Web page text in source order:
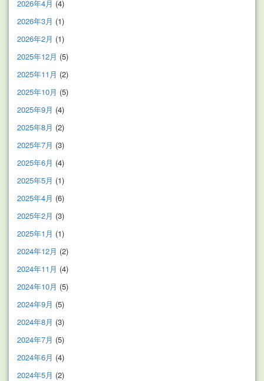
2026年4月 (4)
2026年3月 (1)
2026年2月 (1)
2025年12月 (5)
2025年11月 (2)
2025年10月 (5)
2025年9月 (4)
2025年8月 (2)
2025年7月 (3)
2025年6月 (4)
2025年5月 (1)
2025年4月 (6)
2025年2月 (3)
2025年1月 (1)
2024年12月 (2)
2024年11月 (4)
2024年10月 (5)
2024年9月 (5)
2024年8月 (3)
2024年7月 (5)
2024年6月 (4)
2024年5月 (2)